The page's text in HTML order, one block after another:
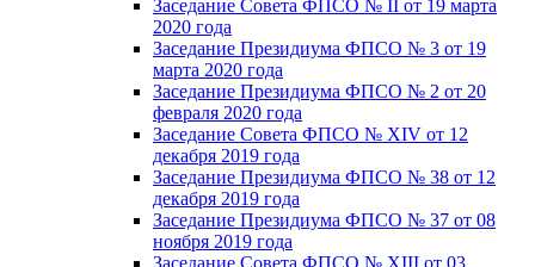
Заседание Совета ФПСО № II от 19 марта
2020 года
Заседание Президиума ФПСО № 3 от 19
марта 2020 года
Заседание Президиума ФПСО № 2 от 20
февраля 2020 года
Заседание Совета ФПСО № XIV от 12
декабря 2019 года
Заседание Президиума ФПСО № 38 от 12
декабря 2019 года
Заседание Президиума ФПСО № 37 от 08
ноября 2019 года
Заседание Совета ФПСО № XIII от 03